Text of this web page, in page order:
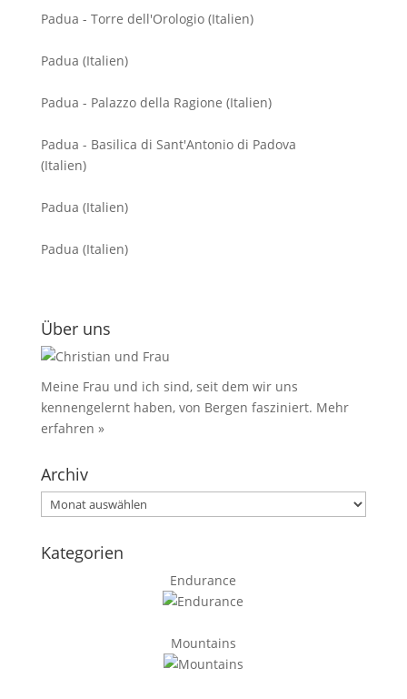
Padua - Torre dell'Orologio (Italien)
Padua (Italien)
Padua - Palazzo della Ragione (Italien)
Padua - Basilica di Sant'Antonio di Padova
(Italien)
Padua (Italien)
Padua (Italien)
Über uns
Meine Frau und ich sind, seit dem wir uns
kennengelernt haben, von Bergen fasziniert. Mehr
erfahren »
Archiv
Archiv
Kategorien
Endurance
Mountains